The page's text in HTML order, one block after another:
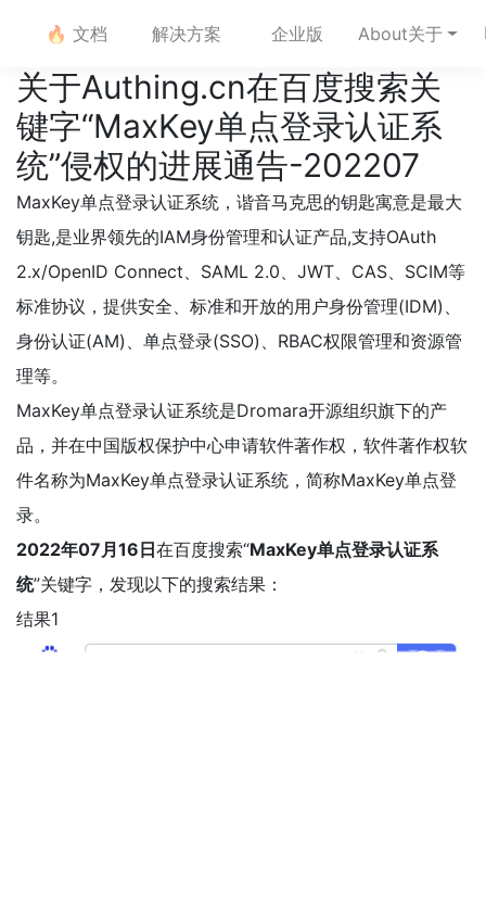
🔥 文档 解决方案 企业版 About关于
关于Authing.cn在百度搜索关
键字“MaxKey单点登录认证系
统”侵权的进展通告-202207
MaxKey单点登录认证系统，谐音马克思的钥匙寓意是最大
钥匙,是业界领先的IAM身份管理和认证产品,支持OAuth
2.x/OpenID Connect、SAML 2.0、JWT、CAS、SCIM等
标准协议，提供安全、标准和开放的用户身份管理(IDM)、
身份认证(AM)、单点登录(SSO)、RBAC权限管理和资源管
理等。
MaxKey单点登录认证系统是Dromara开源组织旗下的产
品，并在中国版权保护中心申请软件著作权，软件著作权软
件名称为MaxKey单点登录认证系统，简称MaxKey单点登
录。
2022年07月16日在百度搜索“MaxKey单点登录认证系
统”关键字，发现以下的搜索结果：
结果1